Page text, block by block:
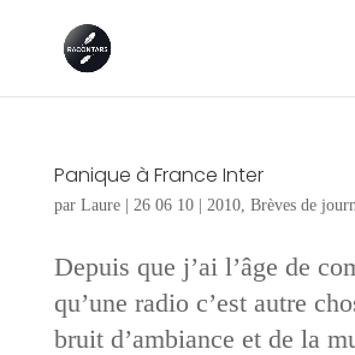
Panique à France Inter
par Laure| 26 06 10| 2010, Brèves de
Depuis que j’ai l’âge de
qu’une radio c’est autre
bruit d’ambiance et de la